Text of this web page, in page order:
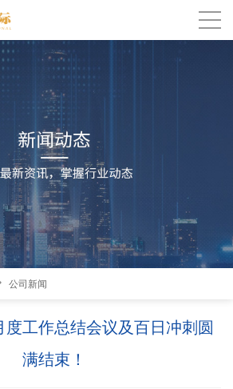

拍档国际
公司新闻
度工作总结会议及百日冲刺圆
满结束！